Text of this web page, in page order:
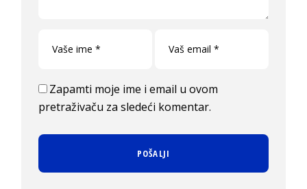
Zapamti moje ime i email u ovom
pretraživaču za sledeći komentar.